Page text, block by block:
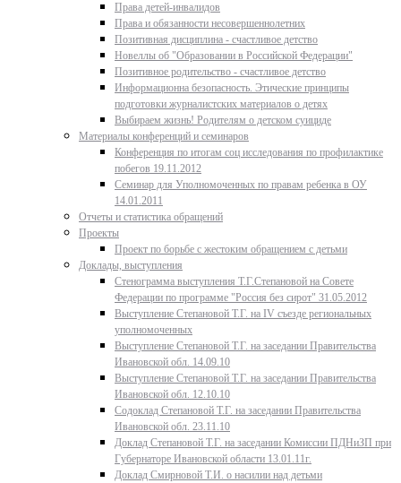
Права детей-инвалидов
Права и обязанности несовершеннолетних
Позитивная дисциплина - счастливое детство
Новеллы об "Образовании в Российской Федерации"
Позитивное родительство - счастливое детство
Информационна безопасность. Этические принципы
подготовки журналистских материалов о детях
Выбираем жизнь! Родителям о детском суициде
Материалы конференций и семинаров
Конференция по итогам соц исследования по профилактике
побегов 19.11.2012
Семинар для Уполномоченных по правам ребенка в ОУ
14.01.2011
Отчеты и статистика обращений
Проекты
Проект по борьбе с жестоким обращением с детьми
Доклады, выступления
Стенограмма выступления Т.Г.Степановой на Совете
Федерации по программе "Россия без сирот" 31.05.2012
Выступление Степановой Т.Г. на IV съезде региональных
уполномоченных
Выступление Степановой Т.Г. на заседании Правительства
Ивановской обл. 14.09.10
Выступление Степановой Т.Г. на заседании Правительства
Ивановской обл. 12.10.10
Содоклад Степановой Т.Г. на заседании Правительства
Ивановской обл. 23.11.10
Доклад Степановой Т.Г. на заседании Комиссии ПДНиЗП при
Губернаторе Ивановской области 13.01.11г.
Доклад Смирновой Т.И. о насилии над детьми